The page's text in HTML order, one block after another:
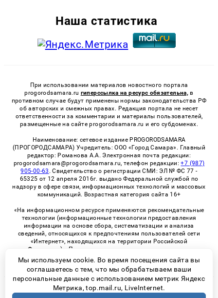
Наша статистика
При использовании материалов новостного портала
progorodsamara.ru гиперссылка на ресурс обязательна, в
противном случае будут применены нормы законодательства РФ
об авторских и смежных правах. Редакция портала не несет
ответственности за комментарии и материалы пользователей,
размещенные на сайте progorodsamara.ru и его субдоменах.
Наименование: сетевое издание PROGORODSAMARA
(ПРОГОРОДСАМАРА) Учредитель: ООО «Город Самара». Главный
редактор: Романова А.А. Электронная почта редакции:
progorodsamara@progorodsamara.ru, телефон редакции:+7 (987)
905-00-63 . Свидетельство о регистрации СМИ: ЭЛ № ФС 77 -
65325 от 12 апреля 2016г. выдано Федеральной службой по
надзору в сфере связи, информационных технологий и массовых
коммуникаций. Возрастная категория сайта 16+
«На информационном ресурсе применяются рекомендательные
технологии (информационные технологии предоставления
информации на основе сбора, систематизации и анализа
сведений, относящихся к предпочтениям пользователей сети
«Интернет», находящихся на территории Российской
Федерации)». Правила применения рекомендательных
технологий в виджетах рекламно-обменной сети
«СМИ2» (PDF)
© 2026 «ProGorodSamara» | Все права защищены
Мы используем cookie. Во время посещения сайта вы
соглашаетесь с тем, что мы обрабатываем ваши
персональные данные с использованием метрик Яндекс
Метрика, top.mail.ru, LiveInternet.